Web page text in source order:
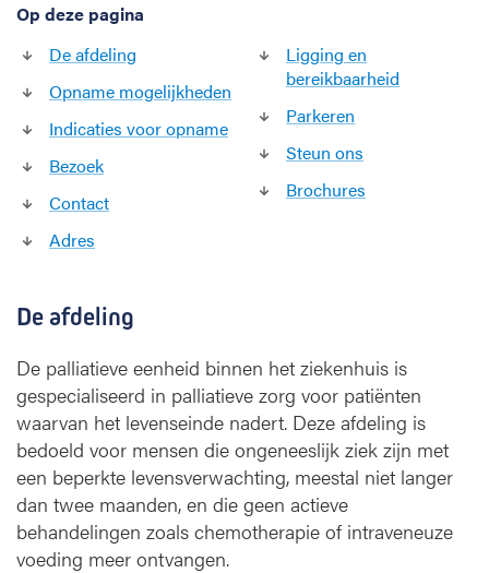
Op deze pagina
De afdeling
Opname mogelijkheden
Indicaties voor opname
Bezoek
Contact
Adres
Ligging en
bereikbaarheid
Parkeren
Steun ons
Brochures
De afdeling
De palliatieve eenheid binnen het ziekenhuis is
gespecialiseerd in palliatieve zorg voor patiënten
waarvan het levenseinde nadert. Deze afdeling is
bedoeld voor mensen die ongeneeslijk ziek zijn met
een beperkte levensverwachting, meestal niet langer
dan twee maanden, en die geen actieve
behandelingen zoals chemotherapie of intraveneuze
voeding meer ontvangen.